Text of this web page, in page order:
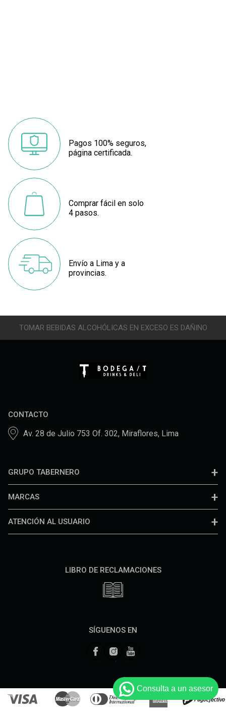
Pagos 100% seguros,
página certificada.
Comprar fácil en solo
4 pasos.
Envío a Lima y a
provincias.
TOMAR BEBIDAS ALCOHÓLICAS EN EXCESO ES DAÑINO
CONTACTO
Av. 28 de Julio 753 Of. 302, Miraflores, Lima
GRUPO TABERNERO
MARCAS
ATENCIÓN AL USUARIO
LIBRO DE RECLAMACIONES
SÍGUENOS EN
Consulta a un asesor